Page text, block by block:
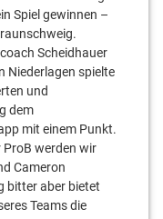
Spiel gewinnen –
Scheidhauer
Niederlagen spielte
und
dem
mit einem Punkt.
ProB werden wir
Cameron
bitter aber bietet
Teams die